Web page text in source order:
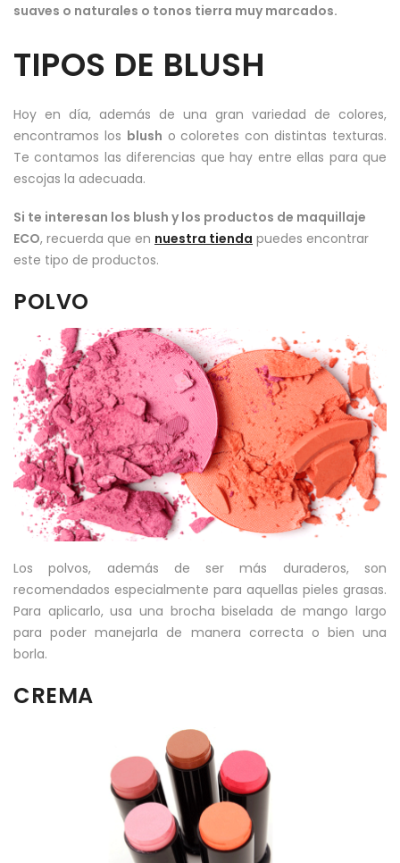
suaves o naturales o tonos tierra muy marcados.
TIPOS DE BLUSH
Hoy en día, además de una gran variedad de colores,
encontramos los blush o coloretes con distintas texturas.
Te contamos las diferencias que hay entre ellas para que
escojas la adecuada.
Si te interesan los blush y los productos de maquillaje
ECO, recuerda que en nuestra tienda puedes encontrar
este tipo de productos.
POLVO
Los polvos, además de ser más duraderos, son
recomendados especialmente para aquellas pieles grasas.
Para aplicarlo, usa una brocha biselada de mango largo
para poder manejarla de manera correcta o bien una
borla.
CREMA